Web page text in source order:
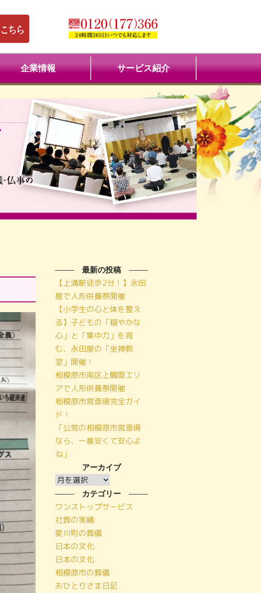
企業情報 サービス紹介
最新の投稿
【上溝駅徒歩2分！】永田
屋で人形供養祭開催
【小学生の心と体を整え
る】子どもの「穏やかな
心」と「集中力」を育
む、永田屋の「坐禅教
室」開催！
相模原市南区上鶴間エリ
アで人形供養祭開催
相模原市営斎場完全ガイ
ド！
「公営の相模原市営斎場
なら、一番安くて安心よ
ね」
アーカイブ
ア
ー
カ
イ
ブ
カテゴリー
ワンストップサービス
社葬の実績
愛川町の葬儀
日本の文化
日本の文化
相模原市の葬儀
おひとりさま日記